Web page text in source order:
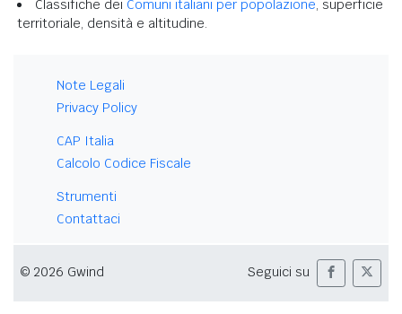
Classifiche dei Comuni italiani per popolazione, superficie
territoriale, densità e altitudine.
Note Legali
Privacy Policy
CAP Italia
Calcolo Codice Fiscale
Strumenti
Contattaci
© 2026 Gwind Seguici su